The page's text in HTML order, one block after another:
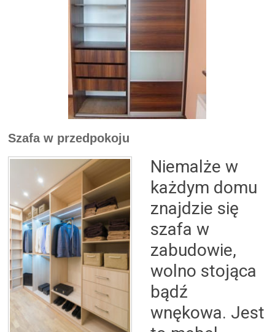
Szafa w przedpokoju
Niemalże w
każdym domu
znajdzie się
szafa w
zabudowie,
wolno stojąca
bądź
wnękowa. Jest